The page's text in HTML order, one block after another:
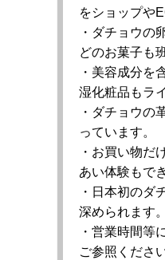
をショップや
・ダチョウの
どのお菓子も
・美容成分を
湿化粧品もラ
・ダチョウの
っています。
・お買い物だ
あい体験もで
・日本初のダ
深められます。
・営業時間等
ご参照ください